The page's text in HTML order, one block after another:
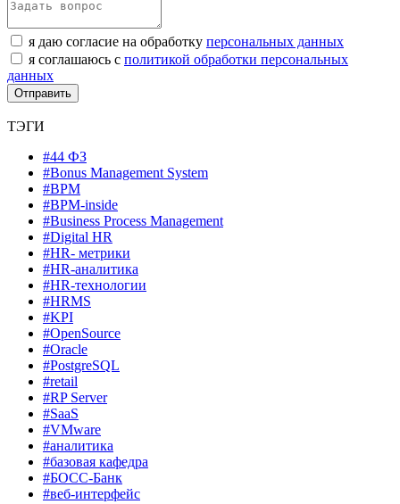
я даю согласие на обработку персональных данных
я соглашаюсь с политикой обработки персональных
данных
ТЭГИ
#44 ФЗ
#Bonus Management System
#BPM
#BPM-inside
#Business Process Management
#Digital HR
#HR- метрики
#HR-аналитика
#HR-технологии
#HRMS
#KPI
#OpenSource
#Oracle
#PostgreSQL
#retail
#RP Server
#SaaS
#VMware
#аналитика
#базовая кафедра
#БОСС-Банк
#веб-интерфейс